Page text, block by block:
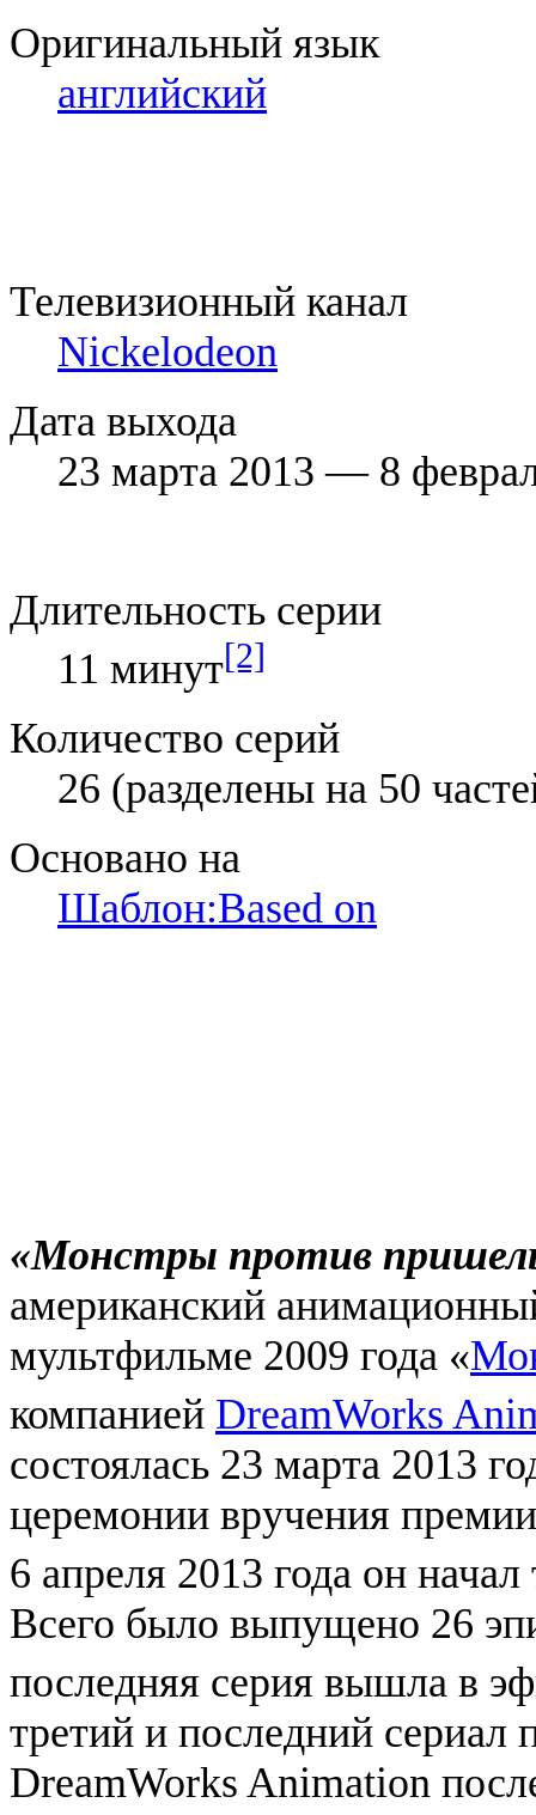
Оригинальный язык
английский
Телевизионный канал
Nickelodeon
Дата выхода
23 марта 2013 — 8
Длительность серии
11 минут[2]
Количество серий
26 (разделены на 50
Основано на
Шаблон:Based on
«Монстры против
американский
мультфильме 2009 года «
компанией DreamWorks
состоялась 23 марта 2013
церемонии вручения
6 апреля 2013 года он
Всего было выпущено 26
последняя серия вышла в
третий и последний сериал
DreamWorks Animation